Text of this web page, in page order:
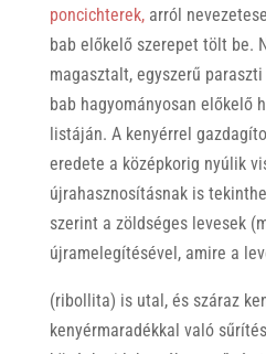
poncichterek,arról
bab előkelő szerepet tölt be.
magasztalt, egyszerű
bab hagyományosan előkelő
listáján. A kenyérrel
eredete a középkorig nyúlik
újrahasznosításnak is
szerint a zöldséges levesek
újramelegítésével, amire a
(ribollita) is utal, és száraz
kenyérmaradékkal való